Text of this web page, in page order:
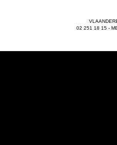
02 251 18 15 -